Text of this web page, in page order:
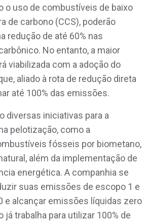
o uso de combustíveis de baixo
de carbono (CCS), poderão
redução de até 60% nas
No entanto, a maior
viabilizada com a adoção do
aliado à rota de redução direta
até 100% das emissões.
diversas iniciativas para a
pelotização, como a
fósseis por biometano,
além da implementação de
energética. A companhia se
suas emissões de escopo 1 e
e alcançar emissões líquidas zero
já trabalha para utilizar 100% de